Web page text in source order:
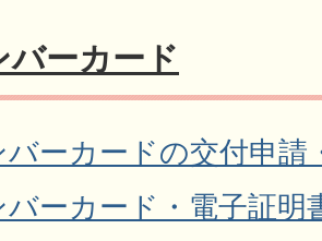
バーカード
バーカードの交付申請
ーカード・電子証明